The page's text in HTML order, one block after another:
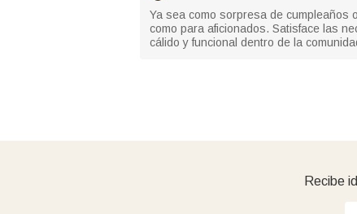
Ya sea como sorpresa de cumpleaños
como para aficionados. Satisface las
cálido y funcional dentro de la
Recibe